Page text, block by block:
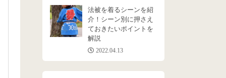
法被を着るシーンを紹
介！シーン別に押さえ
ておきたいポイントを
解説
2022.04.13